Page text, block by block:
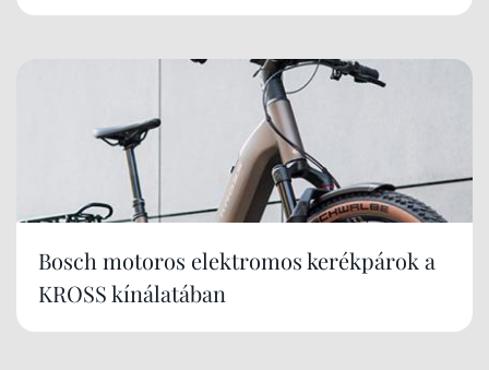
Bosch motoros elektromos kerékpárok a
KROSS kínálatában